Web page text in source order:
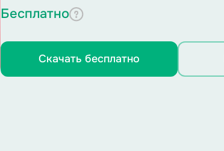
Бесплатно
Скачать бесплатно